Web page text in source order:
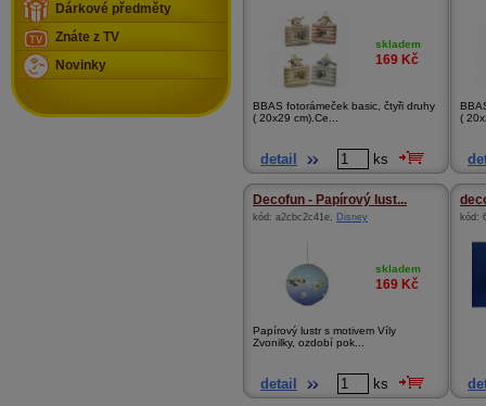
skladem
169 Kč
BBAS fotorámeček basic, čtyři druhy
( 20x29 cm).Ce...
detail ks
(
Decofun - Papírový lust...
kód: a2cbc2c41e, Disney
skladem
169 Kč
Papírový lustr s motivem Víly
Zvonilky, ozdobí pok...
detail ks
kód:
Dárkové předměty
Znáte z TV
Novinky